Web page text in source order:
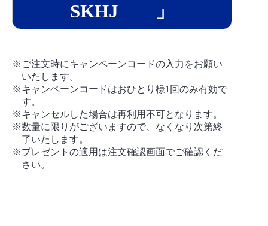
SKHJ 」
※ご注文時にキャンペーンコードの入力をお願い
いたします。
※キャンペーンコードはおひとり様1回のみ有効で
す。
※キャンセルした場合は再利用不可となります。
※数量に限りがございますので、なくなり次第終
了いたします。
※プレゼントの適用は注文確認画面でご確認くだ
さい。